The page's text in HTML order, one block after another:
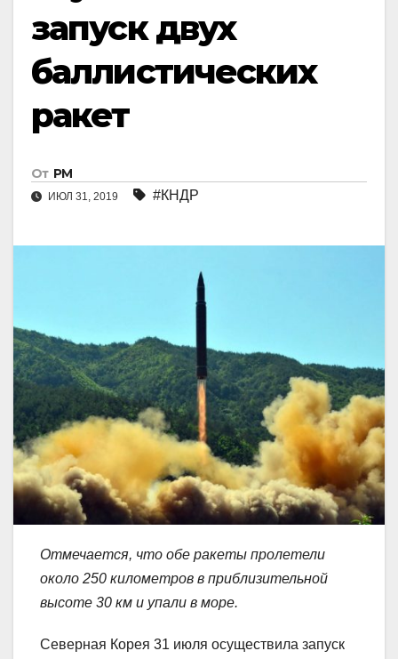
запуск двух
баллистических
ракет
От РМ
ИЮЛ 31, 2019 #КНДР
Отмечается, что обе ракеты пролетели
около 250 километров в приблизительной
высоте 30 км и упали в море.
Северная Корея 31 июля осуществила запуск